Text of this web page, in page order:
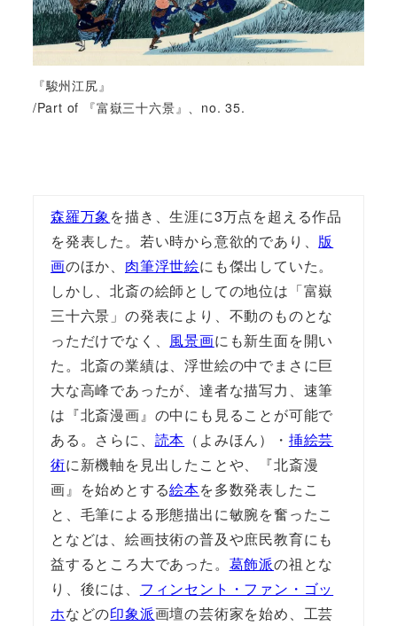
『駿州江尻』
/Part of 『富嶽三十六景』、no. 35.
森羅万象を描き、生涯に3万点を超える作品
を発表した。若い時から意欲的であり、 版
画のほか、 肉筆浮世絵にも傑出していた。
しかし、北斎の絵師としての地位は「富嶽
三十六景」の発表により、不動のものとな
っただけでなく、 風景画にも新生面を開い
た。北斎の業績は、浮世絵の中でまさに巨
大な高峰であったが、達者な描写力、速筆
は『北斎漫画』の中にも見ることが可能で
ある。さらに、 読本 （よみほん）・ 挿絵芸
術に新機軸を見出したことや、『北斎漫
画』を始めとする絵本を多数発表したこ
と、毛筆による形態描出に敏腕を奮ったこ
となどは、絵画技術の普及や庶民教育にも
益するところ大であった。 葛飾派の祖とな
り、後には、 フィンセント・ファン・ゴッ
ホなどの印象派画壇の芸術家を始め、工芸